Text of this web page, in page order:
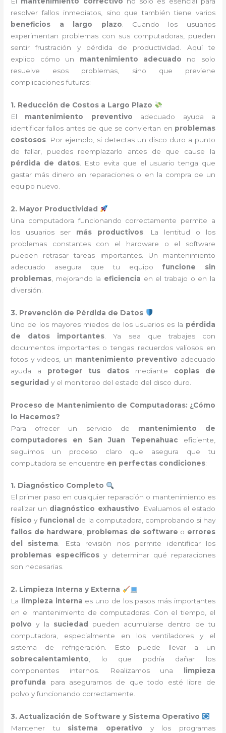
resolver fallos inmediatos, sino que también tiene varios
beneficios a largo plazo . Cuando los usuarios
experimentan problemas con sus computadoras, pueden
sentir frustración y pérdida de productividad. Aquí te
explico cómo un mantenimiento adecuado no solo
resuelve esos problemas, sino que previene
complicaciones futuras:
1. Reducción de Costos a Largo Plazo
El mantenimiento preventivo adecuado ayuda a
identificar fallos antes de que se conviertan en problemas
costosos . Por ejemplo, si detectas un disco duro a punto
de fallar, puedes reemplazarlo antes de que cause la
pérdida de datos. Esto evita que el usuario tenga que
gastar más dinero en reparaciones o en la compra de un
equipo nuevo.
2. Mayor Productividad
Una computadora funcionando correctamente permite a
los usuarios ser más productivos . La lentitud o los
problemas constantes con el hardware o el software
pueden retrasar tareas importantes. Un mantenimiento
adecuado asegura que tu equipo funcione sin
problemas , mejorando la eficiencia en el trabajo o en la
diversión.
3. Prevención de Pérdida de Datos
Uno de los mayores miedos de los usuarios es la pérdida
de datos importantes . Ya sea que trabajes con
documentos importantes o tengas recuerdos valiosos en
fotos y videos, un mantenimiento preventivo adecuado
ayuda a proteger tus datosmediante copias de
seguridad y el monitoreo del estado del disco duro.
Proceso de Mantenimiento de Computadoras: ¿Cómo
lo Hacemos?
Para ofrecer un servicio de mantenimiento de
computadores en San Juan Tepenahuac eficiente,
seguimos un proceso claro que asegura que tu
computadora se encuentre en perfectas condiciones:
1. Diagnóstico Completo
El primer paso en cualquier reparación o mantenimiento es
realizar un diagnóstico exhaustivo. Evaluamos el estado
físico y funcional
de la computadora, comprobando si hay
fallos de hardware, problemas de software o errores
del sistema. Esta revisión nos permite identificar los
problemas específicos y determinar qué reparaciones
son necesarias.
2. Limpieza Interna y Externa
La
limpieza interna es uno de los pasos más importantes
en el mantenimiento de computadoras. Con el tiempo, el
polvo y la suciedad
pueden acumularse dentro de tu
computadora, especialmente en los ventiladores y el
sistema de refrigeración. Esto puede llevar a un
sobrecalentamiento, lo que podría dañar los
componentes internos. Realizamos una
limpieza
profunda para asegurarnos de que todo esté libre de
polvo y funcionando correctamente.
3. Actualización de Software y Sistema Operativo
Mantener tu sistema operativo y los programas